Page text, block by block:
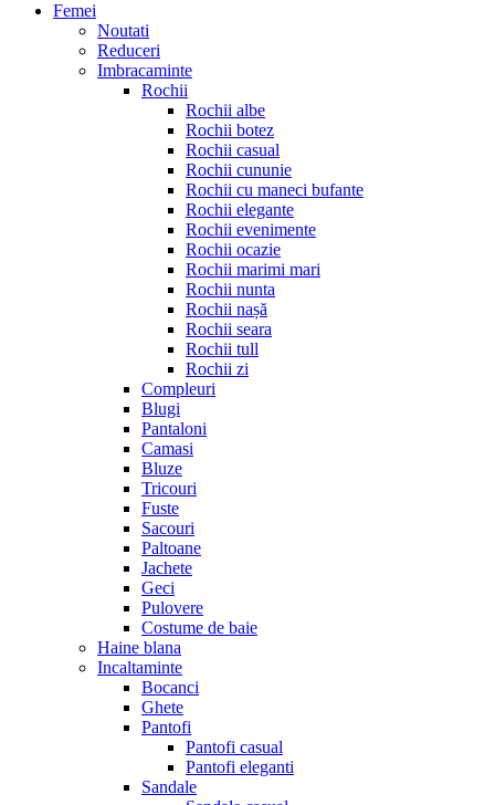
Femei
Noutati
Reduceri
Imbracaminte
Rochii
Rochii albe
Rochii botez
Rochii casual
Rochii cununie
Rochii cu maneci bufante
Rochii elegante
Rochii evenimente
Rochii ocazie
Rochii marimi mari
Rochii nunta
Rochii nașă
Rochii seara
Rochii tull
Rochii zi
Compleuri
Blugi
Pantaloni
Camasi
Bluze
Tricouri
Fuste
Sacouri
Paltoane
Jachete
Geci
Pulovere
Costume de baie
Haine blana
Incaltaminte
Bocanci
Ghete
Pantofi
Pantofi casual
Pantofi eleganti
Sandale